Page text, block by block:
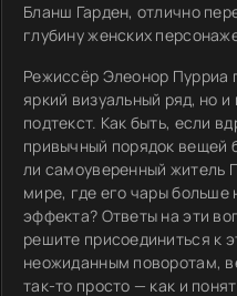
Бланш Гарден, отлично
глубину женских
Режиссёр Элеонор Пурриа
яркий визуальный ряд, но
подтекст. Как быть, если
привычный порядок вещей
ли самоуверенный житель
мире, где его чары больше
эффекта? Ответы на эти
решите присоединиться к
неожиданным поворотам,
так-то просто — как и